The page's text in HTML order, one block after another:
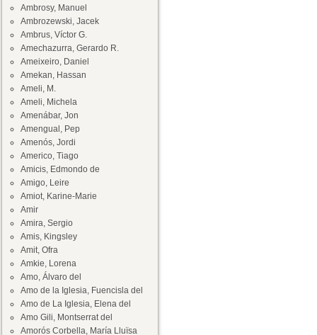
Ambrosy, Manuel
Ambrozewski, Jacek
Ambrus, Víctor G.
Amechazurra, Gerardo R.
Ameixeiro, Daniel
Amekan, Hassan
Ameli, M.
Ameli, Michela
Amenábar, Jon
Amengual, Pep
Amenós, Jordi
Americo, Tiago
Amicis, Edmondo de
Amigo, Leire
Amiot, Karine-Marie
Amir
Amira, Sergio
Amis, Kingsley
Amit, Ofra
Amkie, Lorena
Amo, Álvaro del
Amo de la Iglesia, Fuencisla del
Amo de La Iglesia, Elena del
Amo Gili, Montserrat del
Amorós Corbella, María Lluïsa